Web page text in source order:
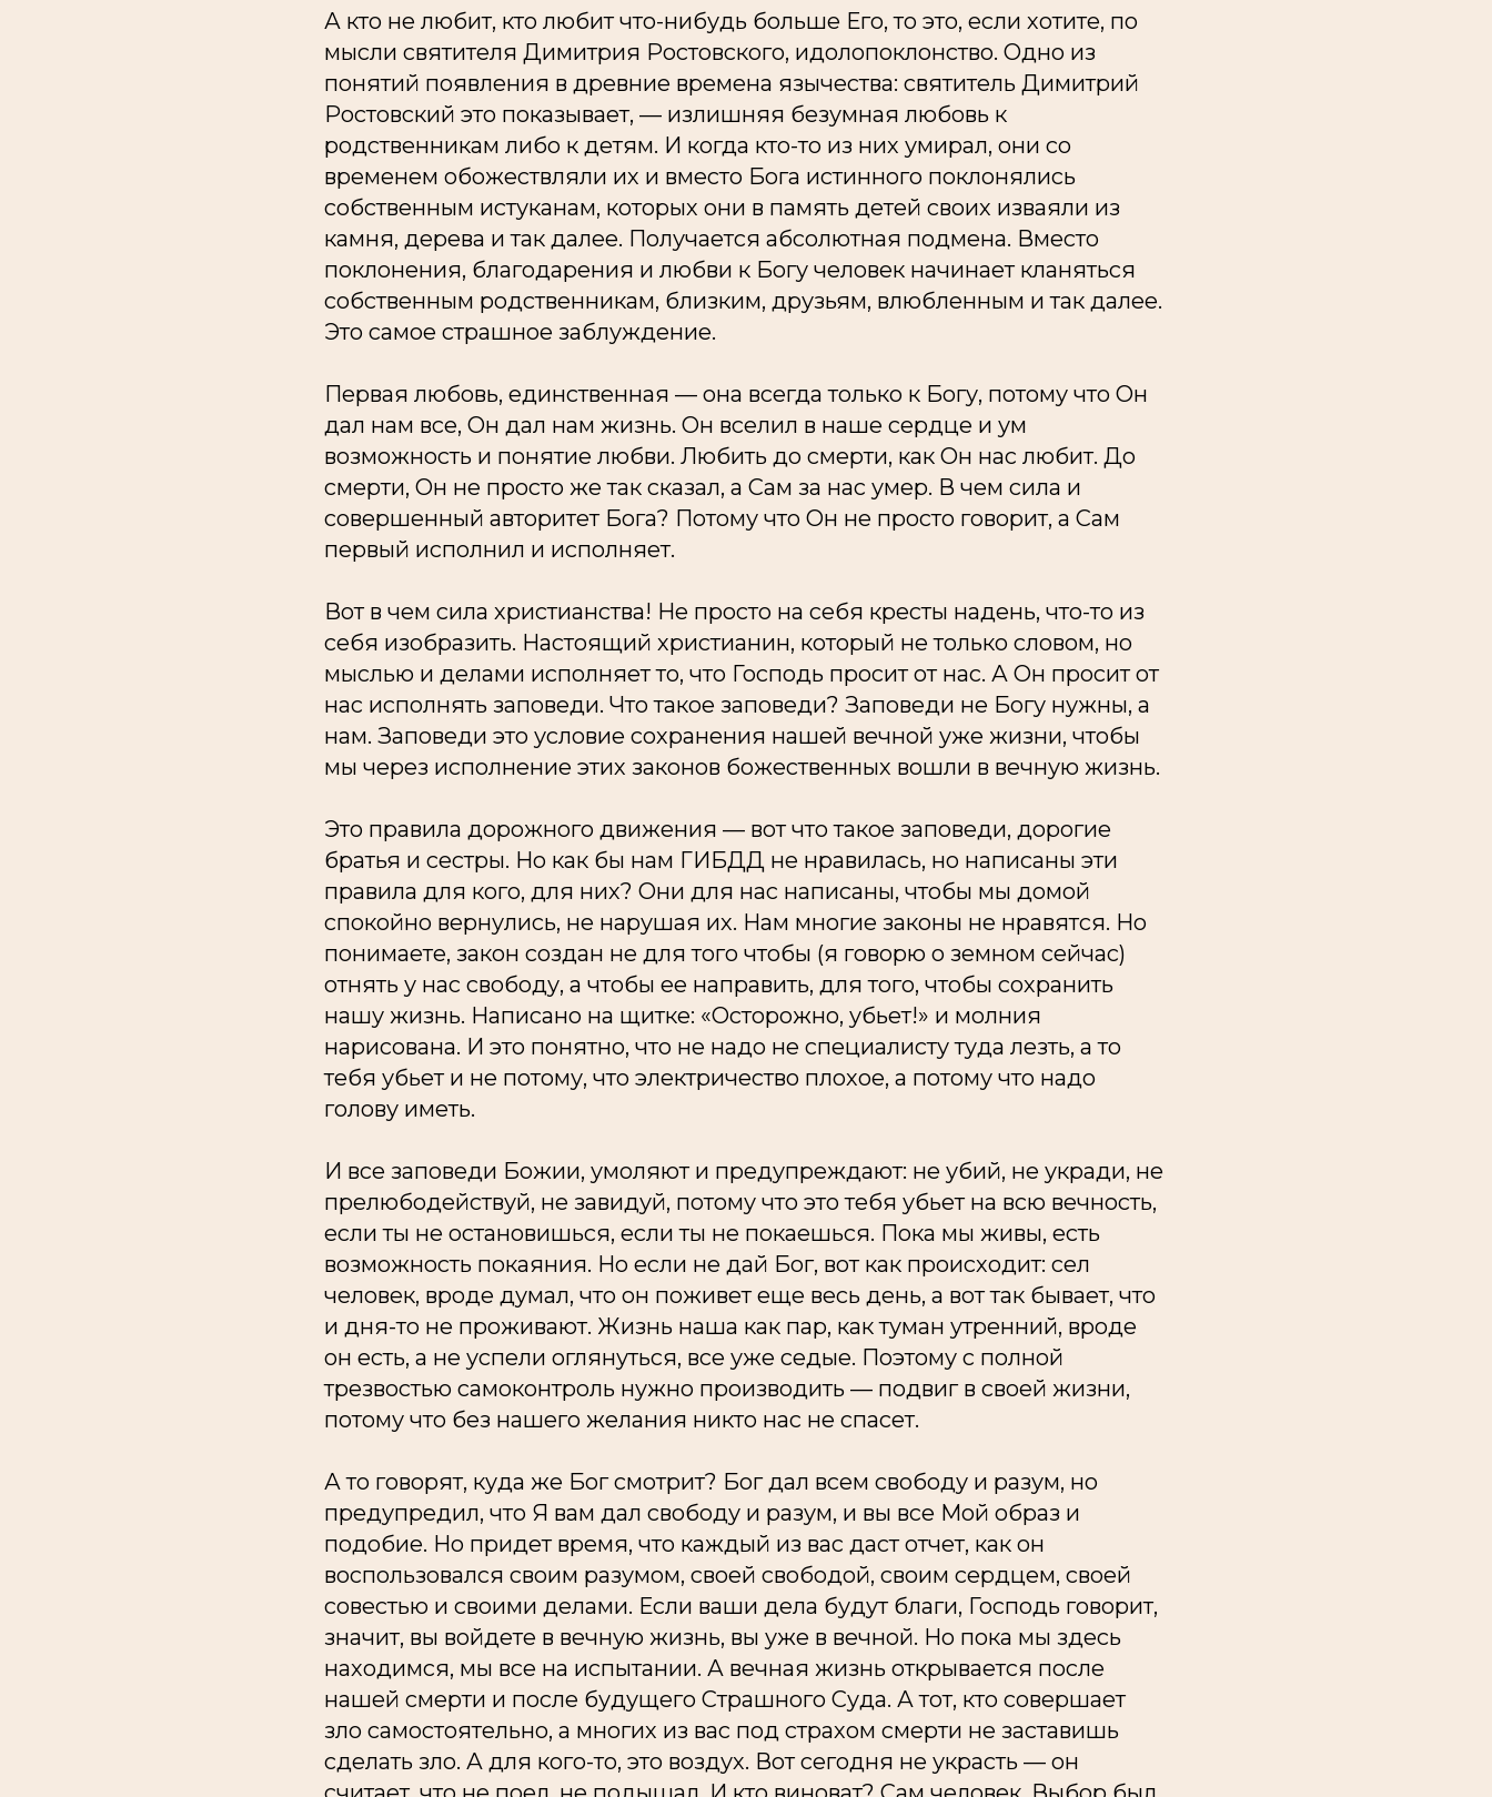
А кто не любит, кто любит что-нибудь больше Его, то это, если хотите, по
мысли святителя Димитрия Ростовского, идолопоклонство. Одно из
понятий появления в древние времена язычества: святитель Димитрий
Ростовский это показывает, — излишняя безумная любовь к
родственникам либо к детям. И когда кто-то из них умирал, они со
временем обожествляли их и вместо Бога истинного поклонялись
собственным истуканам, которых они в память детей своих изваяли из
камня, дерева и так далее. Получается абсолютная подмена. Вместо
поклонения, благодарения и любви к Богу человек начинает кланяться
собственным родственникам, близким, друзьям, влюбленным и так далее.
Это самое страшное заблуждение.
Первая любовь, единственная — она всегда только к Богу, потому что Он
дал нам все, Он дал нам жизнь. Он вселил в наше сердце и ум
возможность и понятие любви. Любить до смерти, как Он нас любит. До
смерти, Он не просто же так сказал, а Сам за нас умер. В чем сила и
совершенный авторитет Бога? Потому что Он не просто говорит, а Сам
первый исполнил и исполняет.
Вот в чем сила христианства! Не просто на себя кресты надень, что-то из
себя изобразить. Настоящий христианин, который не только словом, но
мыслью и делами исполняет то, что Господь просит от нас. А Он просит от
нас исполнять заповеди. Что такое заповеди? Заповеди не Богу нужны, а
нам. Заповеди это условие сохранения нашей вечной уже жизни, чтобы
мы через исполнение этих законов божественных вошли в вечную жизнь.
Это правила дорожного движения — вот что такое заповеди, дорогие
братья и сестры. Но как бы нам ГИБДД не нравилась, но написаны эти
правила для кого, для них? Они для нас написаны, чтобы мы домой
спокойно вернулись, не нарушая их. Нам многие законы не нравятся. Но
понимаете, закон создан не для того чтобы (я говорю о земном сейчас)
отнять у нас свободу, а чтобы ее направить, для того, чтобы сохранить
нашу жизнь. Написано на щитке: «Осторожно, убьет!» и молния
нарисована. И это понятно, что не надо не специалисту туда лезть, а то
тебя убьет и не потому, что электричество плохое, а потому что надо
голову иметь.
И все заповеди Божии, умоляют и предупреждают: не убий, не укради, не
прелюбодействуй, не завидуй, потому что это тебя убьет на всю вечность,
если ты не остановишься, если ты не покаешься. Пока мы живы, есть
возможность покаяния. Но если не дай Бог, вот как происходит: сел
человек, вроде думал, что он поживет еще весь день, а вот так бывает, что
и дня-то не проживают. Жизнь наша как пар, как туман утренний, вроде
он есть, а не успели оглянуться, все уже седые. Поэтому с полной
трезвостью самоконтроль нужно производить — подвиг в своей жизни,
потому что без нашего желания никто нас не спасет.
А то говорят, куда же Бог смотрит? Бог дал всем свободу и разум, но
предупредил, что Я вам дал свободу и разум, и вы все Мой образ и
подобие. Но придет время, что каждый из вас даст отчет, как он
воспользовался своим разумом, своей свободой, своим сердцем, своей
совестью и своими делами. Если ваши дела будут благи, Господь говорит,
значит, вы войдете в вечную жизнь, вы уже в вечной. Но пока мы здесь
находимся, мы все на испытании. А вечная жизнь открывается после
нашей смерти и после будущего Страшного Суда. А тот, кто совершает
зло самостоятельно, а многих из вас под страхом смерти не заставишь
сделать зло. А для кого-то, это воздух. Вот сегодня не украсть — он